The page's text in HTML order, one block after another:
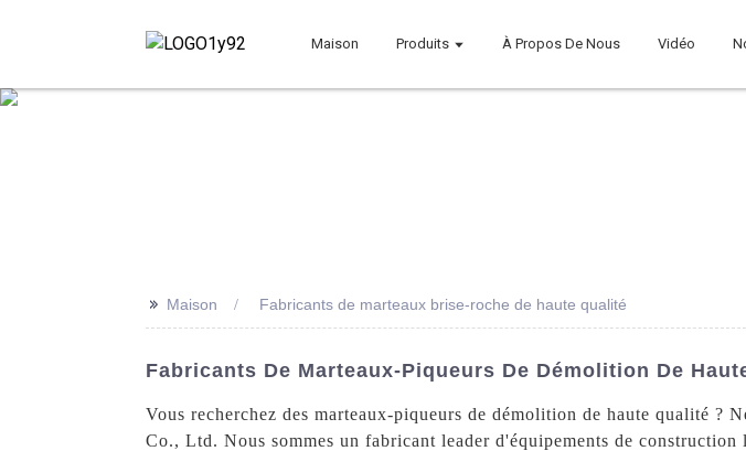
Maison Produits À Propos De Nous Vidéo
>> Maison Fabricants de marteaux brise-roche de haute qualité
Fabricants De Marteaux-Piqueurs De Démolition De
Vous recherchez des marteaux-piqueurs de démolition de haute qualité
Co., Ltd. Nous sommes un fabricant leader d'équipements de